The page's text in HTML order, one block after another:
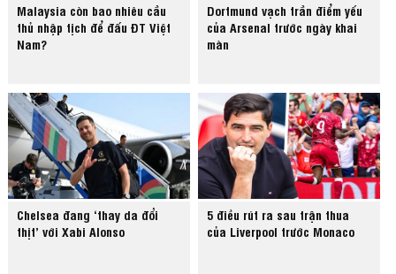
Malaysia còn bao nhiêu cầu
thủ nhập tịch để đấu ĐT Việt
Nam?
Dortmund vạch trần điểm yếu
của Arsenal trước ngày khai
màn
Chelsea đang ‘thay da đổi
thịt’ với Xabi Alonso
5 điều rút ra sau trận thua
của Liverpool trước Monaco